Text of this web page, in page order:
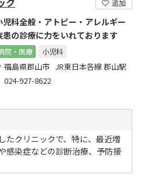
追加
児科全般・アトピー・アレルギー
患の診療に力をいれております
院・医療 小児科
福島県郡山市 JR東日本各線 郡山駅
024-927-8622
たクリニックで、特に、最近増
感染症などの診断治療、予防接